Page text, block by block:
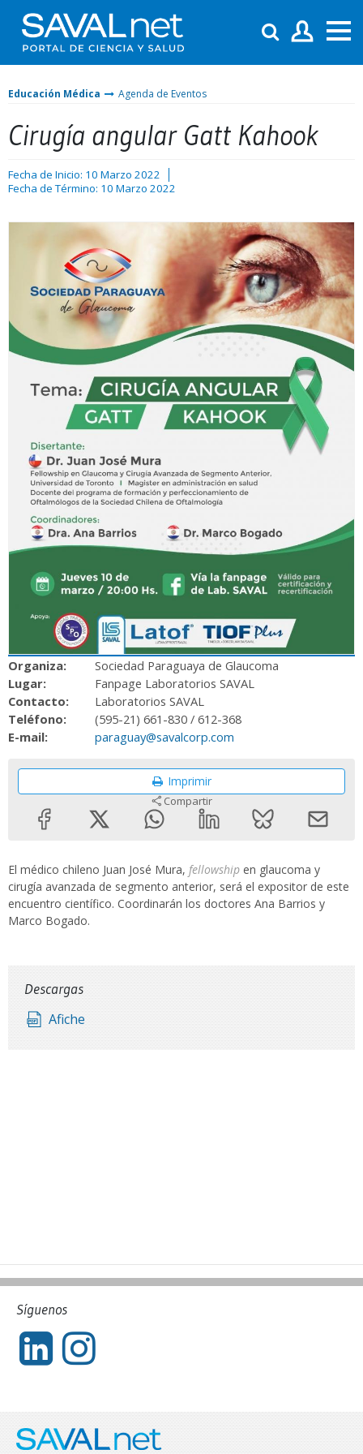
Educación Médica Agenda de Eventos
Cirugía angular Gatt Kahook
Fecha de Inicio: 10 Marzo 2022
Fecha de Término: 10 Marzo 2022
Organiza:
Sociedad Paraguaya de Glaucoma
Lugar:
Fanpage Laboratorios SAVAL
Contacto:
Laboratorios SAVAL
Teléfono:
(595-21) 661-830 / 612-368
E-mail:
paraguay@savalcorp.com
Imprimir
Compartir
El médico chileno Juan José Mura, fellowship en glaucoma y
cirugía avanzada de segmento anterior, será el expositor de este
encuentro científico. Coordinarán los doctores Ana Barrios y
Marco Bogado.
Descargas
Afiche
Síguenos